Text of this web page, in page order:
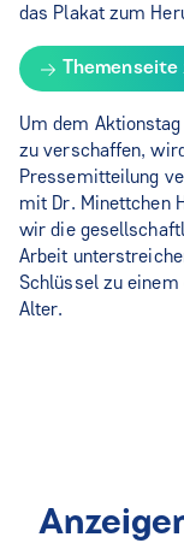
das Plakat zum
Um dem
zu verschaffen,
Pressemitteilung
mit Dr. Minettchen
wir die
Arbeit
Schlüssel zu
Alter.